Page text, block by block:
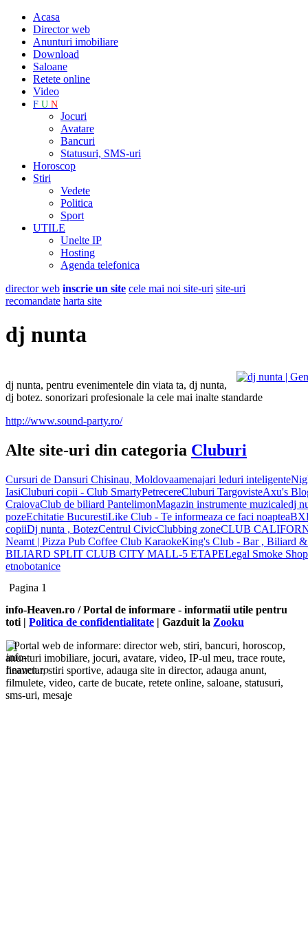
Acasa
Director web
Anunturi imobiliare
Download
Saloane
Retete online
Video
F U N
Jocuri
Avatare
Bancuri
Statusuri, SMS-uri
Horoscop
Stiri
Vedete
Politica
Sport
UTILE
Unelte IP
Hosting
Agenda telefonica
director web inscrie un site cele mai noi site-uri site-uri
recomandate harta site
dj nunta
dj nunta, pentru evenimentele din viata ta, dj nunta,
dj botez. sonorizari profesionale la cele mai inalte standarde
http://www.sound-party.ro/
Alte site-uri din categoria Cluburi
Cursuri de Dansuri Chisinau, Moldovaamenajari leduri inteligente
IasiCluburi copii - Club SmartyPetrecereCluburi TargovisteAxu's
CraiovaClub de biliard PantelimonMagazin instrumente muzicaledj
pozeEchitatie BucurestiLike Club - Te informeaza ce faci noaptea
copiiDj nunta , BotezCentrul CivicClubbing zoneCLUB
Neamt | Pizza Pub Coffee Club KaraokeKing's Club - Bar , Biliard &
BILIARD SPLIT CLUB CITY MALL-5 ETAPELegal Smoke
etnobotanice
Pagina 1
info-Heaven.ro / Portal de informare - informatii utile pentru
toti | Politica de confidentialitate | Gazduit la Zooku
Portal web de informare: director web, stiri, bancuri, horoscop,
anunturi imobiliare, jocuri, avatare, video, IP-ul meu, trace route,
financiar, stiri sportive, adauga site in director, adauga anunt,
filmulete, video, carte de bucate, retete online, saloane, statusuri,
sms-uri, mesaje